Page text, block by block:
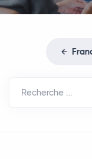
Recherche …